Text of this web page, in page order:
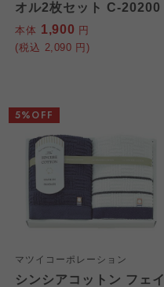
オル2枚セット C-20200
本体 1,900 円
(税込 2,090 円)
マツイコーポレーション
シンシアコットン フェイ
5%OFF